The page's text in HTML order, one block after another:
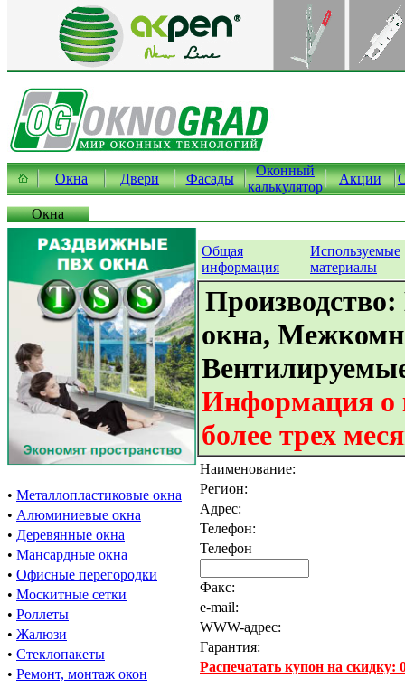
Окна Двери Фасады
Оконный
калькулятор
Акции
Окна
• Металлопластиковые окна
• Алюминиевые окна
• Деревянные окна
• Мансардные окна
• Офисные перегородки
• Москитные сетки
• Роллеты
• Жалюзи
• Стеклопакеты
• Ремонт, монтаж окон
Общая
информация
Используемые
материалы
окна,
Информация о
более трех
Наименование:
Регион:
Адрес:
Телефон:
Телефон
Факс:
e-mail:
WWW-адрес:
Гарантия:
Распечатать купон на скидку: